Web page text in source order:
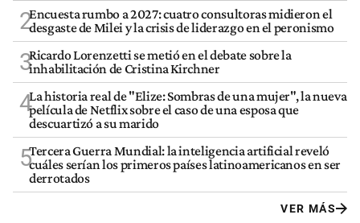
2Encuesta rumbo a 2027: cuatro consultoras midieron el
desgaste de Milei y la crisis de liderazgo en el peronismo
3Ricardo Lorenzetti se metió en el debate sobre la
inhabilitación de Cristina Kirchner
4La historia real de "Elize: Sombras de una mujer", la nueva
película de Netflix sobre el caso de una esposa que
descuartizó a su marido
5Tercera Guerra Mundial: la inteligencia artificial reveló
cuáles serían los primeros países latinoamericanos en ser
derrotados
VER MÁS